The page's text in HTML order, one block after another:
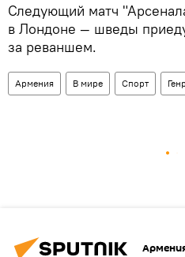
Следующий матч
в Лондоне — шведы
за реваншем.
Армения В мире Спорт